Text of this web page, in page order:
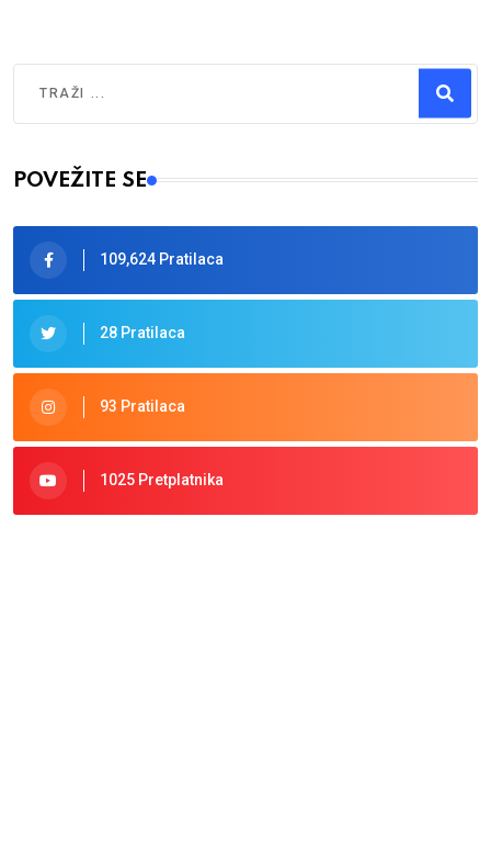
Type 2 or more characters for results.
POVEŽITE SE
109,624 Pratilaca
28 Pratilaca
93 Pratilaca
1025 Pretplatnika